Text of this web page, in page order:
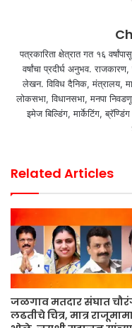
पत्रकारिता क्षेत्रात गत १६
वर्षांचा प्रदीर्घ अनुभव.
लेखन. विविध दैनिक, मंत्रालय,
लोकसभा, विधानसभा, मनपा
इमेज बिल्डिंग, मार्केटिंग,
Related Articles
जळगाव मतदार संघात
लढतीचे चित्र, मात्र